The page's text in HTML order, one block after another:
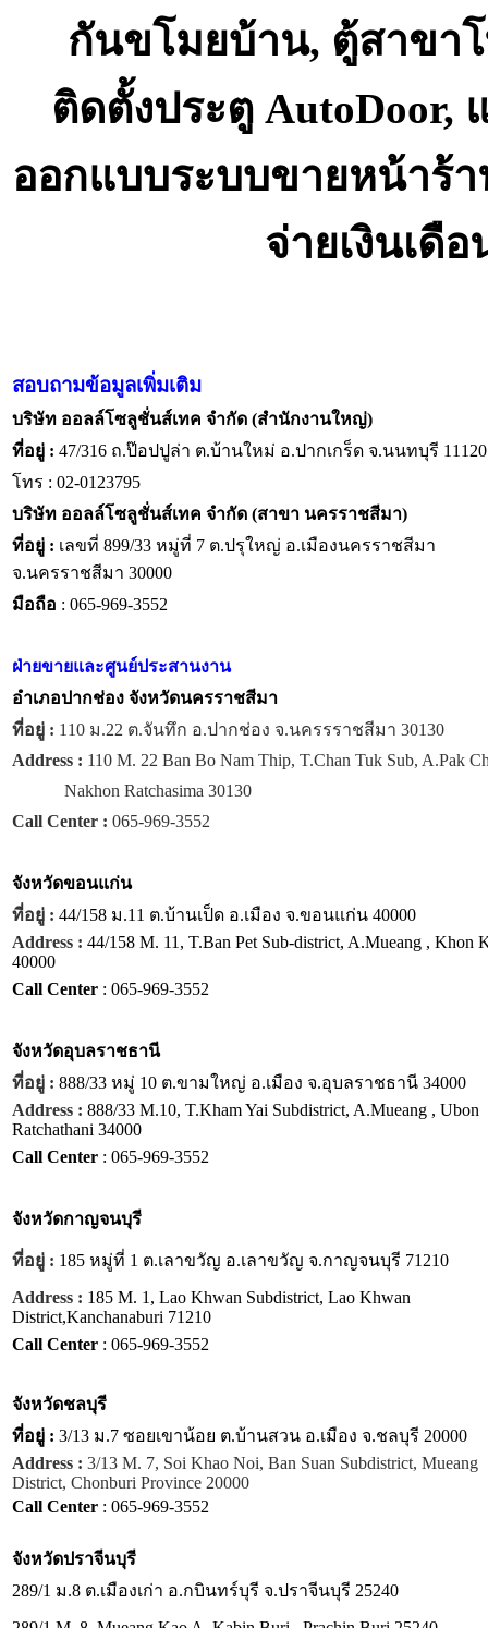
กันขโมยบ้าน, ตู้สาขา
ติดตั้งประตู AutoDoor,
ออกแบบระบบขายหน้าร้า
จ่ายเงินเดื
สอบถามข้อมูลเพิ่มเติม
บริษัท ออลล์โซลูชั่นส์เทค จำกัด (สำนักงานใหญ่)
ที่อยู่ : 47/316 ถ.ป๊อปปูล่า ต.บ้านใหม่ อ.ปากเกร็ด จ.นนทบุรี 11120
โทร : 02-0123795
บริษัท ออลล์โซลูชั่นส์เทค จำกัด (สาขา นครราชสีมา)
ที่อยู่ : เลขที่ 899/33 หมู่ที่ 7 ต.ปรุใหญ่ อ.เมืองนครราชสีมา
จ.นครราชสีมา 30000
มือถือ : 065-969-3552
ฝ่ายขายและศูนย์ประสานงาน
อำเภอปากช่อง จังหวัดนครราชสีมา
ที่อยู่ : 110 ม.22 ต.จันทึก อ.ปากช่อง จ.นครรราชสีมา 30130
Address : 110 M. 22 Ban Bo Nam Thip, T.Chan Tuk Sub, A.Pak
Nakhon Ratchasima 30130
Call Center : 065-969-3552
จังหวัดขอนแก่น
ที่อยู่ : 44/158 ม.11 ต.บ้านเป็ด อ.เมือง จ.ขอนแก่น 40000
Address : 44/158 M. 11, T.Ban Pet Sub-district, A.Mueang , Khon
40000
Call Center : 065-969-3552
จังหวัดอุบลราชธานี
ที่อยู่ : 888/33 หมู่ 10 ต.ขามใหญ่ อ.เมือง จ.อุบลราชธานี 34000
Address : 888/33 M.10, T.Kham Yai Subdistrict, A.Mueang , Ubon
Ratchathani 34000
Call Center : 065-969-3552
จังหวัดกาญจนบุรี
ที่อยู่ : 185 หมู่ที่ 1 ต.เลาขวัญ อ.เลาขวัญ จ.กาญจนบุรี 71210
Address : 185 M. 1, Lao Khwan Subdistrict, Lao Khwan
District,Kanchanaburi 71210
Call Center : 065-969-3552
จังหวัดชลบุรี
ที่อยู่ : 3/13 ม.7 ซอยเขาน้อย ต.บ้านสวน อ.เมือง จ.ชลบุรี 20000
Address : 3/13 M. 7, Soi Khao Noi, Ban Suan Subdistrict, Mueang
District, Chonburi Province 20000
Call Center : 065-969-3552
จังหวัดปราจีนบุรี
289/1 ม.8 ต.เมืองเก่า อ.กบินทร์บุรี จ.ปราจีนบุรี 25240